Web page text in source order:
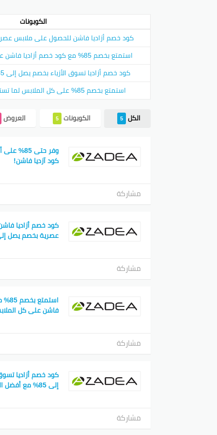
ليش
لا
جهز
الكوبونات
كود خصم أزاديا فاشن للحصول على ملابس
استمتع بخصم 85% مع كود خصم أزاديا فاشن على كل الملابس والأزياء
كود خصم أزاديا تسوق الأزياء بخصم يصل إلى 85% مع أفضل العروض!
استمتع بخصم 85% على كل الملابس لما تستخدم كود آزديا فاشن!
الكل 5 الكوبونات 5 العروض
وفر حتى
كود آزديا فاشن!
مشاركة
كود خصم أزاديا
عصرية بخصم يصل إلى
مشاركة
فاشن على كل
مشاركة
كود خصم أزاديا
إلى 85% مع أفضل العروض!
مشاركة